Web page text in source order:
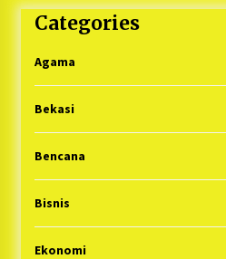
Categories
Agama
Bekasi
Bencana
Bisnis
Ekonomi